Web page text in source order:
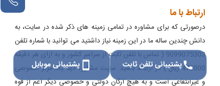
ارتباط با ما
درصورتی که برای مشاوره در تمامی زمینه های ذکر شده در سایت، به
دانش چندین ساله ما در این زمینه نیاز داشتید می توانید با شماره تلفن
9099075303 ( تماس با تلفن ثابت از سراسر کشور و به ازای هر دقیقه
470000 ریال ) در ارتباط باشید. سایت مشاوره دینا یک مرکز خصوصی
و غیرانتفاعی است و به هیچ ارگان دولتی و خصوصی دیگر اعم از قوه
callپشتیبانی تلفن ثابت smartphone پشتیبانی موبایل